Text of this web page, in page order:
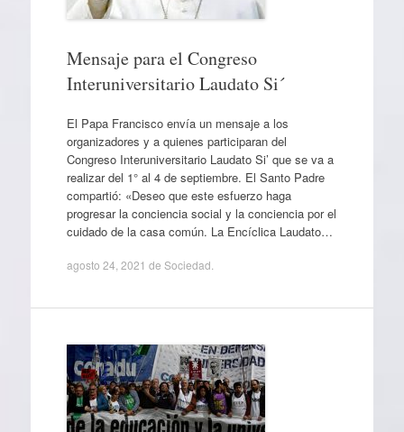
Mensaje para el Congreso
Interuniversitario Laudato Si´
El Papa Francisco envía un mensaje a los
organizadores y a quienes participaran del
Congreso Interuniversitario Laudato Si’ que se va a
realizar del 1° al 4 de septiembre. El Santo Padre
compartió: «Deseo que este esfuerzo haga
progresar la conciencia social y la conciencia por el
cuidado de la casa común. La Encíclica Laudato…
agosto 24, 2021 de Sociedad